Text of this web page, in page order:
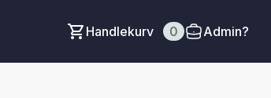
Handlekurv 0 Admin?